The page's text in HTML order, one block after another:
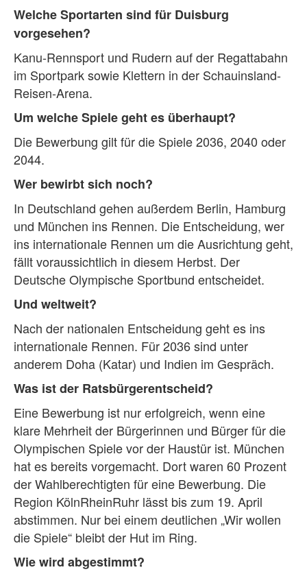
Welche Sportarten sind für Duisburg
vorgesehen?
Kanu-Rennsport und Rudern auf der Regattabahn
im Sportpark sowie Klettern in der Schauinsland-
Reisen-Arena.
Um welche Spiele geht es überhaupt?
Die Bewerbung gilt für die Spiele 2036, 2040 oder
2044.
Wer bewirbt sich noch?
In Deutschland gehen außerdem Berlin, Hamburg
und München ins Rennen. Die Entscheidung, wer
ins internationale Rennen um die Ausrichtung geht,
fällt voraussichtlich in diesem Herbst. Der
Deutsche Olympische Sportbund entscheidet.
Und weltweit?
Nach der nationalen Entscheidung geht es ins
internationale Rennen. Für 2036 sind unter
anderem Doha (Katar) und Indien im Gespräch.
Was ist der Ratsbürgerentscheid?
Eine Bewerbung ist nur erfolgreich, wenn eine
klare Mehrheit der Bürgerinnen und Bürger für die
Olympischen Spiele vor der Haustür ist. München
hat es bereits vorgemacht. Dort waren 60 Prozent
der Wahlberechtigten für eine Bewerbung. Die
Region KölnRheinRuhr lässt bis zum 19. April
abstimmen. Nur bei einem deutlichen „Wir wollen
die Spiele“ bleibt der Hut im Ring.
Wie wird abgestimmt?